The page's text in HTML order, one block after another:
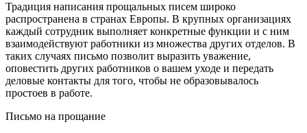
Традиция написания прощальных писем широко
распространена в странах Европы. В крупных организациях
каждый сотрудник выполняет конкретные функции и с ним
взаимодействуют работники из множества других отделов. В
таких случаях письмо позволит выразить уважение,
оповестить других работников о вашем уходе и передать
деловые контакты для того, чтобы не образовывалось
простоев в работе.
Письмо на прощание